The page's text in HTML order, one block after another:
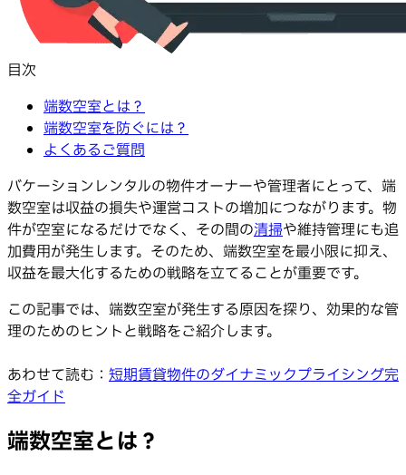
目次
端数空室とは？
端数空室を防ぐには？
よくあるご質問
バケーションレンタルの物件オーナーや管理者にとって、端
数空室は収益の損失や運営コストの増加につながります。物
件が空室になるだけでなく、その間の清掃や維持管理にも追
加費用が発生します。そのため、端数空室を最小限に抑え、
収益を最大化するための戦略を立てることが重要です。
この記事では、端数空室が発生する原因を探り、効果的な管
理のためのヒントと戦略をご紹介します。
あわせて読む： 短期賃貸物件のダイナミックプライシング完
全ガイド
端数空室とは？